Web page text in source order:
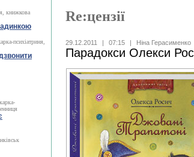
книжкова
психіатриня,
Re:цензії
29.12.2011 | 07:15 | Ніна Герасименко
Парадокси Олекси